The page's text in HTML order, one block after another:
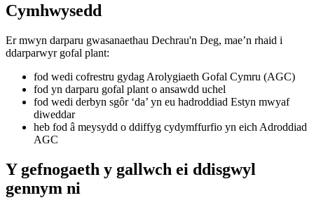
Cymhwysedd
Er mwyn darparu gwasanaethau Dechrau'n Deg, mae’n rhaid i
ddarparwyr gofal plant:
fod wedi cofrestru gydag Arolygiaeth Gofal Cymru (AGC)
fod yn darparu gofal plant o ansawdd uchel
fod wedi derbyn sgôr ‘da’ yn eu hadroddiad Estyn mwyaf
diweddar
heb fod â meysydd o ddiffyg cydymffurfio yn eich Adroddiad
AGC
Y gefnogaeth y gallwch ei ddisgwyl
gennym ni